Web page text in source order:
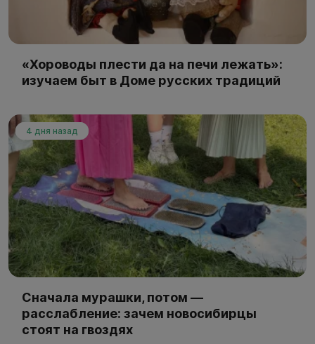
«Хороводы плести да на печи лежать»:
изучаем быт в Доме русских традиций
4 дня назад
Сначала мурашки, потом —
расслабление: зачем новосибирцы
стоят на гвоздях